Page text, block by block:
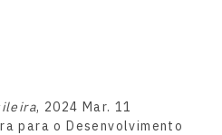
, 2024 Mar. 11
para o Desenvolvimento